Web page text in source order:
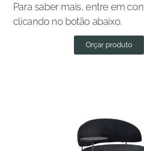
Para saber mais, entre em
clicando no botão abaixo.
Orçar produto